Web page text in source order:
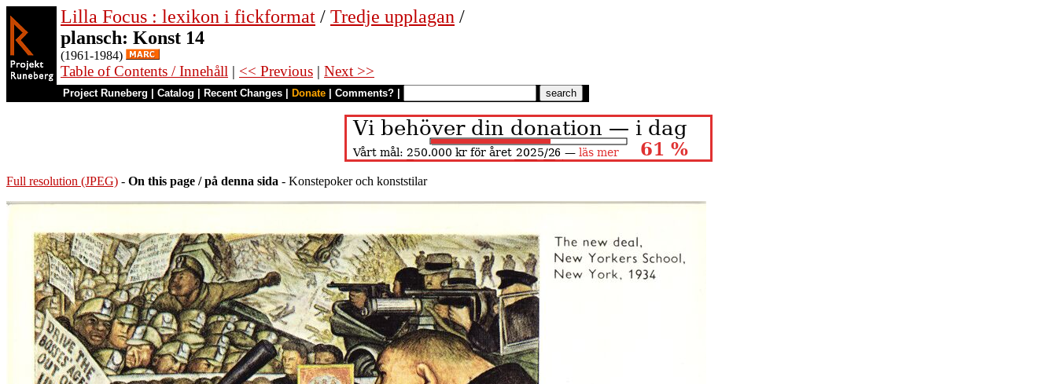
Lilla Focus : lexikon i fickformat / Tredje upplagan /
plansch: Konst 14
(1961-1984)
Table of Contents / Innehåll | << Previous | Next >>
Project Runeberg Catalog Recent Changes Donate Comments?
Full resolution (JPEG) - On this page / på denna sida - Konstepoker och konststilar